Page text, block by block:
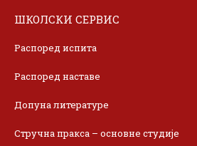
ШКОЛСКИ СЕРВИС
Распоред испита
Распоред наставе
Допуна литературе
Стручна пракса – основне студије